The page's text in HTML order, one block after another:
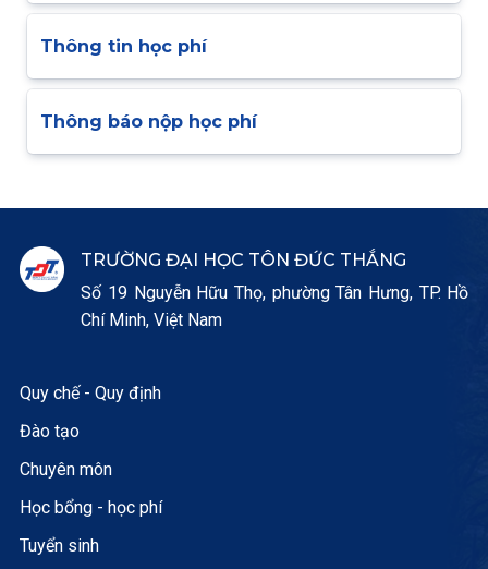
Thông tin học phí
Thông báo nộp học phí
TRƯỜNG ĐẠI HỌC TÔN ĐỨC THẮNG
Số 19 Nguyễn Hữu Thọ, phường Tân Hưng, TP. Hồ
Chí Minh, Việt Nam
Quy chế - Quy định
Đào tạo
Chuyên môn
Học bổng - học phí
Tuyển sinh